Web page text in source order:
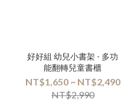
好好組 幼兒小書架 - 多功
能翻轉兒童書櫃
NT$1,650 ~ NT$2,490
NT$2,990